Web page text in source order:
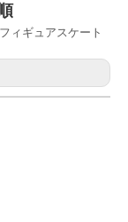
ィギュアスケート